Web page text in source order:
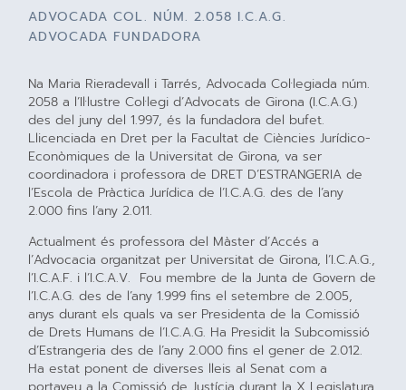
ADVOCADA COL. NÚM. 2.058 I.C.A.G.
ADVOCADA FUNDADORA
Na Maria Rieradevall i Tarrés, Advocada Col·legiada núm.
2058 a l’Il·lustre Col·legi d’Advocats de Girona (I.C.A.G.)
des del juny del 1.997, és la fundadora del bufet.
Llicenciada en Dret per la Facultat de Ciències Jurídico-
Econòmiques de la Universitat de Girona, va ser
coordinadora i professora de DRET D’ESTRANGERIA de
l’Escola de Pràctica Jurídica de l’I.C.A.G. des de l’any
2.000 fins l’any 2.011.
Actualment és professora del Màster d’Accés a
l’Advocacia organitzat per Universitat de Girona, l’I.C.A.G.,
l’I.C.A.F. i l’I.C.A.V. Fou membre de la Junta de Govern de
l’I.C.A.G. des de l’any 1.999 fins el setembre de 2.005,
anys durant els quals va ser Presidenta de la Comissió
de Drets Humans de l’I.C.A.G. Ha Presidit la Subcomissió
d’Estrangeria des de l’any 2.000 fins el gener de 2.012.
Ha estat ponent de diverses lleis al Senat com a